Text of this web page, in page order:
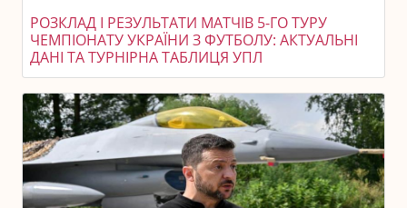
РОЗКЛАД І РЕЗУЛЬТАТИ МАТЧІВ 5-ГО ТУРУ
ЧЕМПІОНАТУ УКРАЇНИ З ФУТБОЛУ: АКТУАЛЬНІ
ДАНІ ТА ТУРНІРНА ТАБЛИЦЯ УПЛ